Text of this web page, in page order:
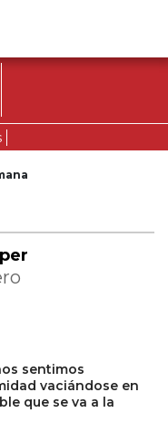
sentimos
vaciándose en
que se va a la